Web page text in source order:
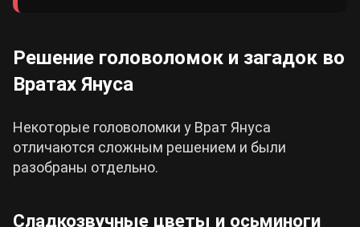
Решение головоломок и загадок во
Вратах Януса
Некоторые головоломки у Врат Януса
отличаются сложным решением и были
разобраны отдельно.
Сладкозвучные цветы и осьминоги